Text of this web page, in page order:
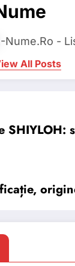
Nume.Ro -
All Posts
SHIYLOH: